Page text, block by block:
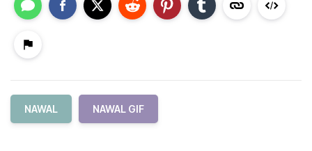
NAWAL NAWAL GIF